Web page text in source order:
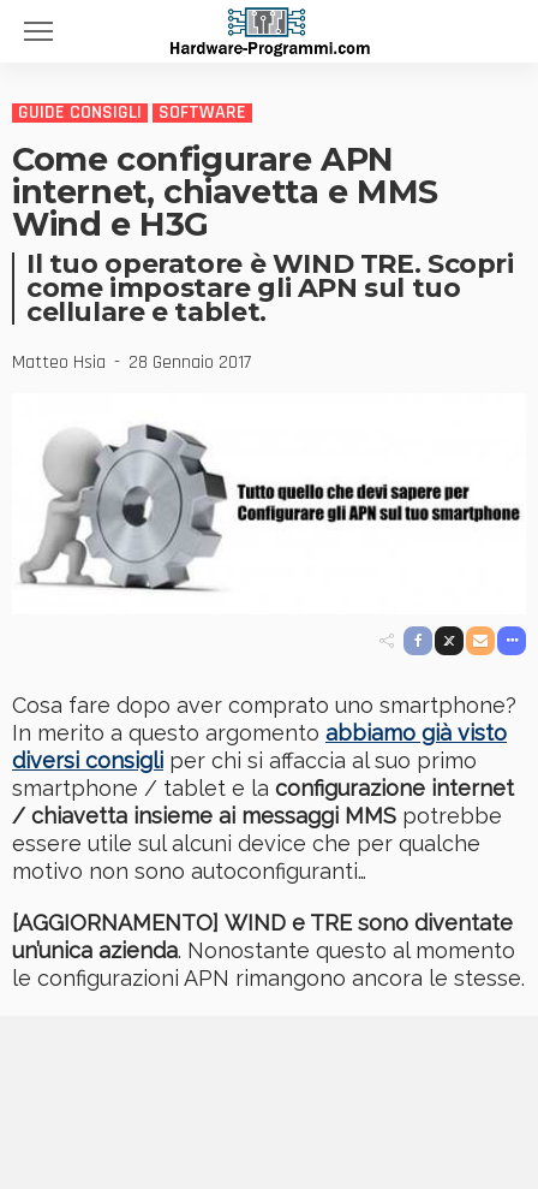
GUIDE CONSIGLI SOFTWARE
Come configurare APN
internet, chiavetta e MMS
Wind e H3G
Il tuo operatore è WIND TRE. Scopri
come impostare gli APN sul tuo
cellulare e tablet.
Matteo Hsia 28 Gennaio 2017
Cosa fare dopo aver comprato uno smartphone?
In merito a questo argomento abbiamo già visto
diversi consigli per chi si affaccia al suo primo
smartphone / tablet e la configurazione internet
/ chiavetta insieme ai messaggi MMS potrebbe
essere utile sul alcuni device che per qualche
motivo non sono autoconfiguranti…
[AGGIORNAMENTO] WIND e TRE sono diventate
un’unica azienda. Nonostante questo al momento
le configurazioni APN rimangono ancora le stesse.